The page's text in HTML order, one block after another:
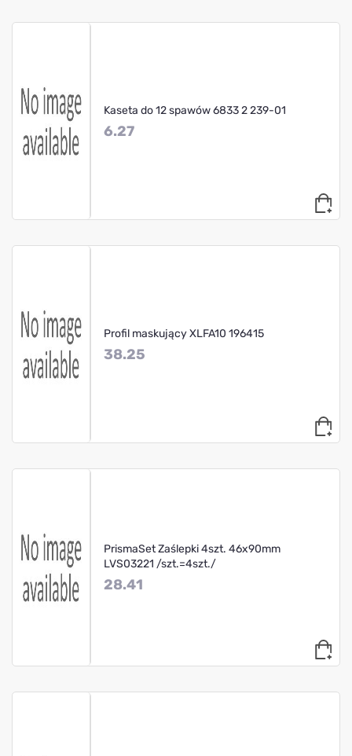
Kaseta do 12 spawów 6833 2 239-01
6.27
Profil maskujący XLFA10 196415
38.25
PrismaSet Zaślepki 4szt. 46x90mm
LVS03221 /szt.=4szt./
28.41